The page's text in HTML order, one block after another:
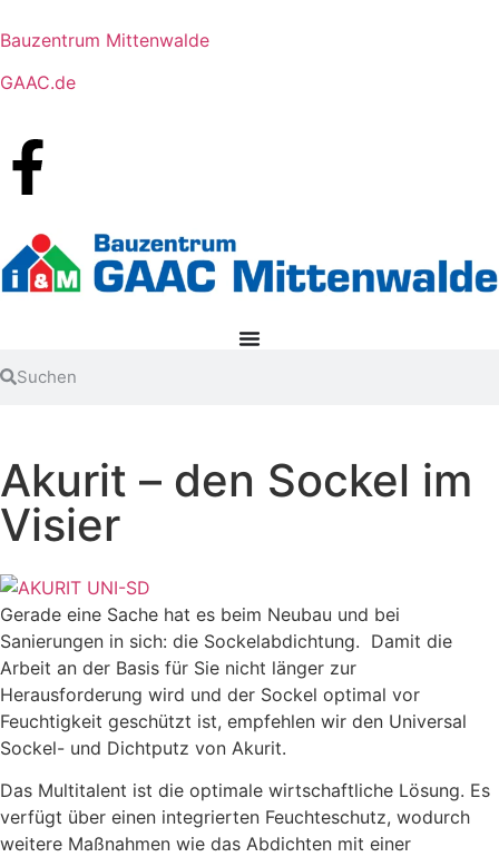
Bauzentrum Mittenwalde
GAAC.de
Akurit – den Sockel im
Visier
Gerade eine Sache hat es beim Neubau und bei
Sanierungen in sich: die Sockelabdichtung. Damit die
Arbeit an der Basis für Sie nicht länger zur
Herausforderung wird und der Sockel optimal vor
Feuchtigkeit geschützt ist, empfehlen wir den Universal
Sockel- und Dichtputz von Akurit.
Das Multitalent ist die optimale wirtschaftliche Lösung. Es
verfügt über einen integrierten Feuchteschutz, wodurch
weitere Maßnahmen wie das Abdichten mit einer